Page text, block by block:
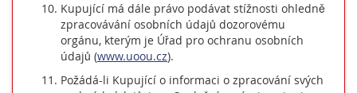
Kupující má dále právo podávat stížnosti ohledně
zpracovávání osobních údajů dozorovému
orgánu, kterým je Úřad pro ochranu osobních
údajů (www.uoou.cz).
Požádá-li Kupující o informaci o zpracování svých